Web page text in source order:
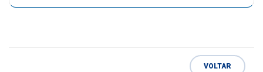
VOLTAR